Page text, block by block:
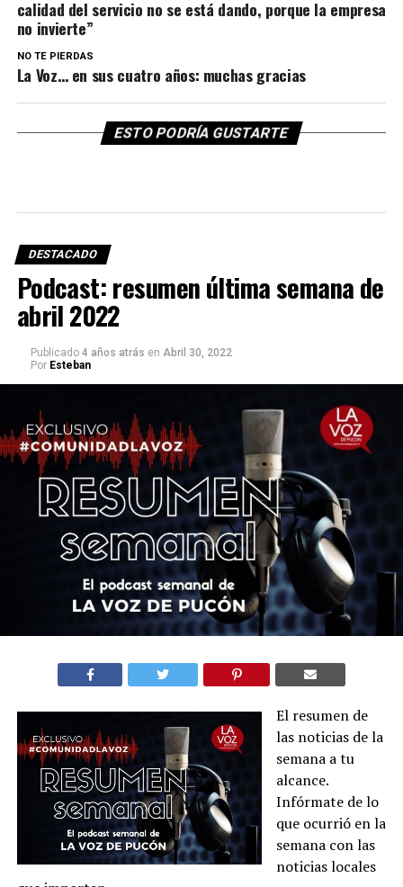
calidad del servicio no se está dando, porque la empresa
no invierte”
NO TE PIERDAS
La Voz… en sus cuatro años: muchas gracias
ESTO PODRÍA GUSTARTE
DESTACADO
Podcast: resumen última semana de
abril 2022
Publicado 4 años atrás en Abril 30, 2022
Por Esteban
El resumen de
las noticias de la
semana a tu
alcance.
Infórmate de lo
que ocurrió en la
semana con las
noticias locales